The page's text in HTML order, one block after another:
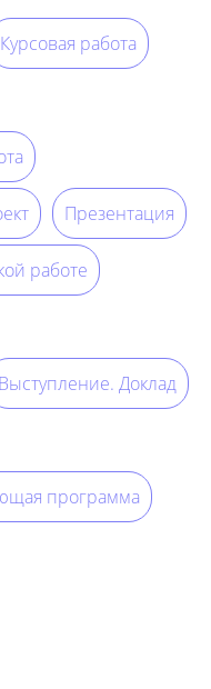
Курсовая работа
Презентация
работе
Выступление. Доклад
программа